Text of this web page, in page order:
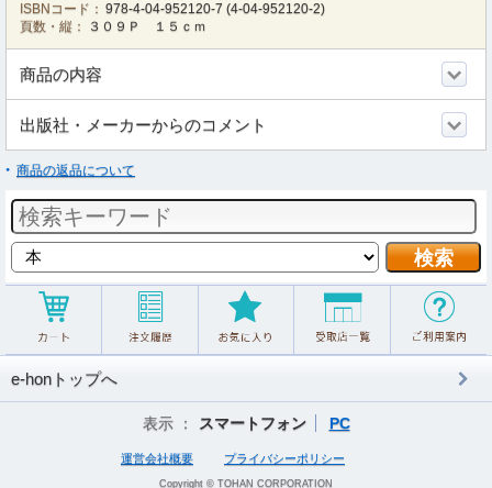
ISBNコード： 978-4-04-952120-7 (4-04-952120-2)
頁数・縦：
３０９Ｐ １５ｃｍ
商品の内容
出版社・メーカーからのコメント
商品の返品について
e-honトップへ
表示 ： スマートフォン PC
運営会社概要 プライバシーポリシー
Copyright © TOHAN CORPORATION